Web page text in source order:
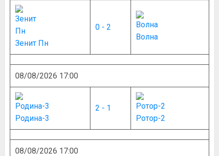
Зенит Пн
0 - 2
Волна
08/08/2026 17:00
Родина-3
2 - 1
Ротор-2
08/08/2026 17:00